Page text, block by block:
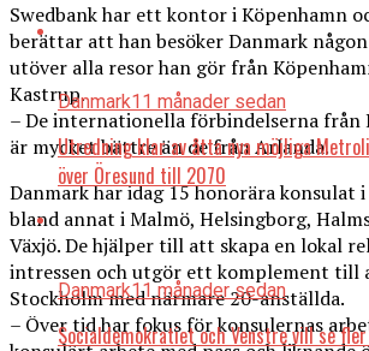
Swedbank har ett kontor i Köpenhamn
berättar att han besöker Danmark
utöver alla resor han gör från
Kastrup.
– De internationella förbindelserna från
är mycket bättre än de från Arlanda.
Danmark har idag 15 honorära konsulat i
bland annat i Malmö, Helsingborg,
Växjö. De hjälper till att skapa en lokal
intressen och utgör ett komplement till
Stockholm med närmare 20-anställda.
– Över tid har fokus för konsulernas
Danmark11 månader sedan
Utredning klar av åtta nya möjliga
över Öresund till 2070
Danmark11 månader sedan
Socialdemokratiet och Venstre vill se